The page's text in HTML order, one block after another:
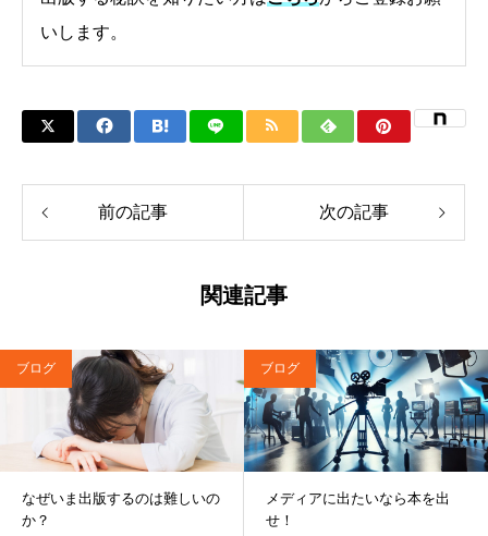
いします。
前の記事 次の記事
関連記事
ブログ
なぜいま出版するのは難しいの
か？
ブログ
メディアに出たいなら本を出
せ！